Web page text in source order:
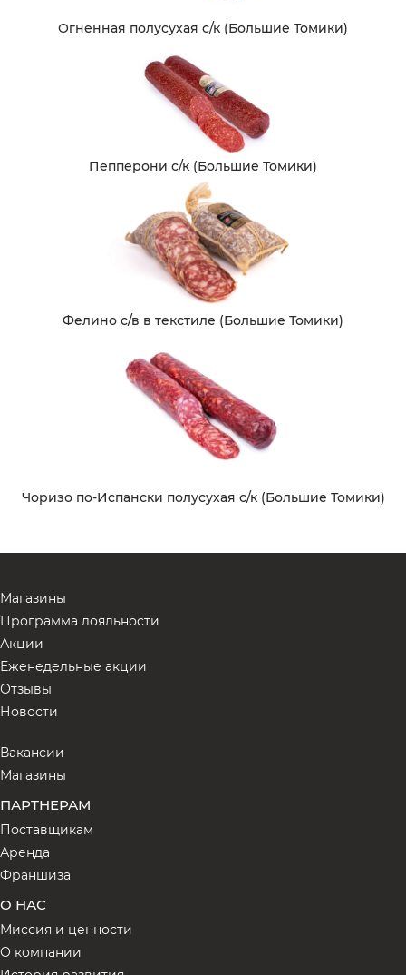
Огненная полусухая с/к (Большие Томики)
Пепперони с/к (Большие Томики)
Фелино с/в в текстиле (Большие Томики)
Чоризо по-Испански полусухая с/к (Большие Томики)
Магазины
Программа лояльности
Акции
Еженедельные акции
Отзывы
Новости
Вакансии
Магазины
ПАРТНЕРАМ
Поставщикам
Аренда
Франшиза
О НАС
Миссия и ценности
О компании